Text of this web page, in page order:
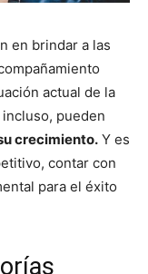
en brindar a las
actual de la
pueden
crecimiento. Y es
contar con
para el éxito